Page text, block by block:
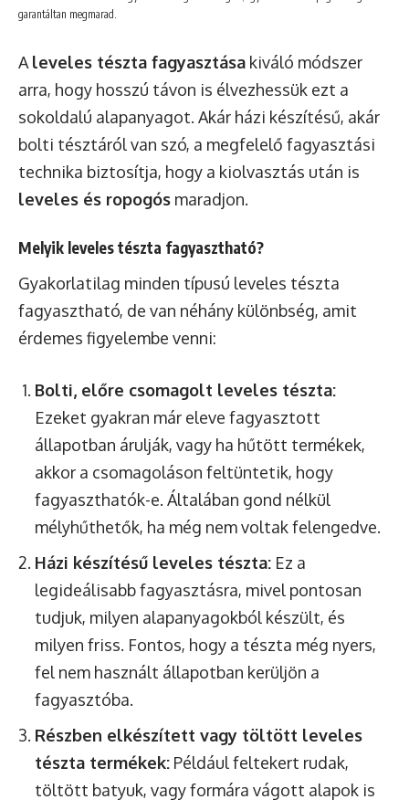
garantáltan megmarad.
A leveles tészta fagyasztása kiváló módszer
arra, hogy hosszú távon is élvezhessük ezt a
sokoldalú alapanyagot. Akár házi készítésű, akár
bolti tésztáról van szó, a megfelelő fagyasztási
technika biztosítja, hogy a kiolvasztás után is
leveles és ropogós maradjon.
Melyik leveles tészta fagyasztható?
Gyakorlatilag minden típusú leveles tészta
fagyasztható, de van néhány különbség, amit
érdemes figyelembe venni:
Bolti, előre csomagolt leveles tészta:
Ezeket gyakran már eleve fagyasztott
állapotban árulják, vagy ha hűtött termékek,
akkor a csomagoláson feltüntetik, hogy
fagyaszthatók-e. Általában gond nélkül
mélyhűthetők, ha még nem voltak felengedve.
Házi készítésű leveles tészta: Ez a
legideálisabb fagyasztásra, mivel pontosan
tudjuk, milyen alapanyagokból készült, és
milyen friss. Fontos, hogy a tészta még nyers,
fel nem használt állapotban kerüljön a
fagyasztóba.
Részben elkészített vagy töltött leveles
tészta termékek: Például feltekert rudak,
töltött batyuk, vagy formára vágott alapok is